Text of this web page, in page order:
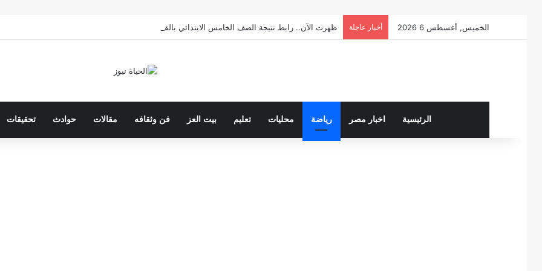
الخميس, أغسطس 6 2026 أخبار عاجلة ظهرت الآن.. رابط نتيجة الصف الخامس الابتدائي بالقاهرة 2026 بالرقم القومي
الرئيسية اخبار مصر رياضة محليات تعليم بيت العز فن وثقافه مقالات حوادث تحقيقات